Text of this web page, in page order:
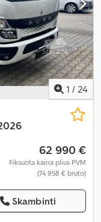
1 / 24
62 990 €
Fiksuota kaina plius PVM
(74 958 € bruto)
Skambinti